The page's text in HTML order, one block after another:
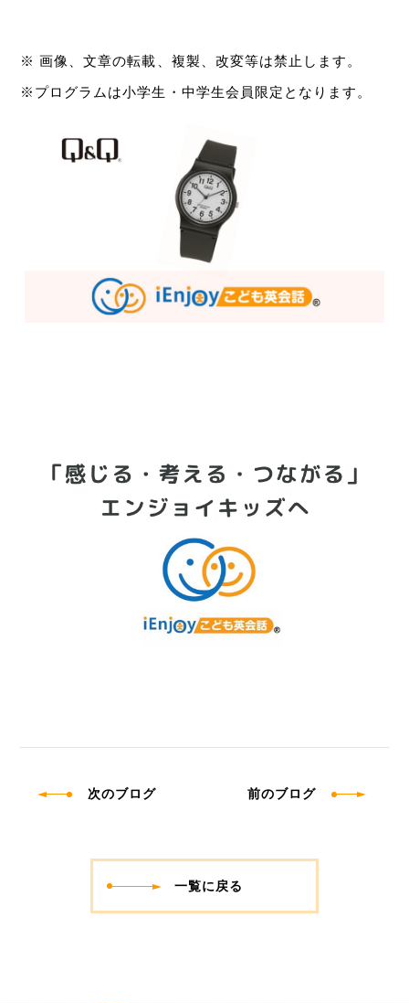
※ 画像、文章の転載、複製、改変等は禁止します。
※プログラムは小学生・中学生会員限定となります。
次のブログ
一覧に戻る
前のブログ